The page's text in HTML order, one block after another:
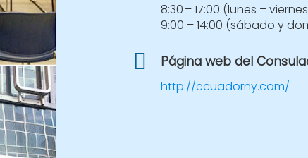
8:30 – 17:00 (lunes –
9:00 – 14:00 (sábado y
Página web del
http://ecuadorny.com/